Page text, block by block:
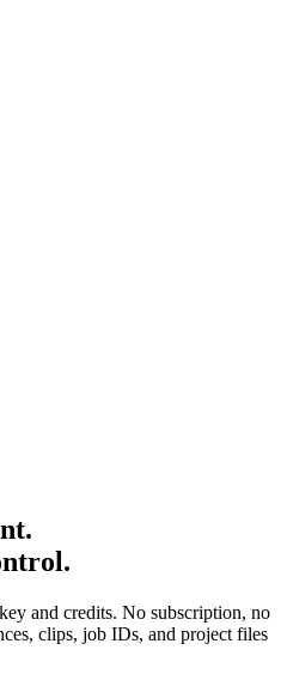
and credits. No subscription, no
clips, job IDs, and project files